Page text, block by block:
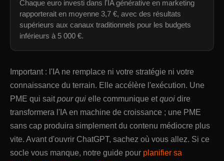
Chaque euro investi dans l'IA générative en marketing
rapporterait en moyenne 3,7 €, avec des résultats
supérieurs aux canaux traditionnels pour les budgets
inférieurs à 5 000 €.
Important : l'IA ne remplace ni votre stratégie ni votre
connaissance du terrain. Elle accélère l'exécution. Une
PME qui saitpour qui elle communique etquoi dire
transformera l'IA en machine de croissance ; une PME
sans cap produira simplement du contenu médiocre plus
vite. Avant d'ouvrir ChatGPT, sachez où vous allez. Si ce
socle vous manque, notre guide pour planifier sa